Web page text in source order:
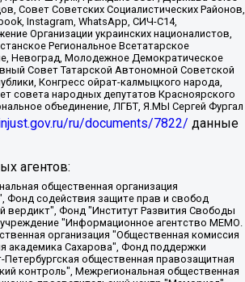
Совет Советских Социалистических Районов,
Instagram, WhatsApp, СИЧ-С14,
Организации украинских националистов,
Региональное Всетатарское
Невоград, Молодежное Демократическое
Совет Татарской Автономной Советской
Конгресс ойрат-калмыцкого народа,
совета народных депутатов Красноярского
объединение, ЛГБТ, Я.МЫ Сергей Фургал
ru/documents/7822/ данные
агентов:
администратором доменного имени интернет-издания "The Insider SIA", https://theins.ru, Постернак Алексей Евгеньевич, Рубин Михаил Аркадьевич, Анин Роман Александрович, Юридическое лицо Istories fonds, зарегистрированное в Латвийской Республике (регистрационный номер 50008295751, дата регистрации 24.02.2020), Великовский Дмитрий Александрович, Долинина Ирина Николаевна, Мароховская Алеся Алексеевна, Шлейнов Роман Юрьевич, Шмагун Олеся Валентиновна, Общество с ограниченной ответственностью "Альтаир 2021", Общество с ограниченной ответственностью "Вега 2021", Общество с ограниченной ответственностью "Главный редактор 2021", Общество с ограниченной ответственностью "Ромашки монолит", Важенков Артем Валерьевич, Ивановская областная общественная организация "Центр гендерных исследований", Гурман Юрий Альбертович, Медиапроект "ОВД-Инфо", Егоров Владимир Владимирович, Жилинский Владимир Александрович, Общество с ограниченной ответственностью "ЗП", Иванова София Юрьевна, Карезина Инна Павловна, Кильтау Екатерина Викторовна, Петров Алексей Викторович, Пискунов Сергей Евгеньевич, Смирнов Сергей Сергеевич, Тихонов Михаил Сергеевич, Общество с ограниченной ответственностью "ЖУРНАЛИСТ-ИНОСТРАННЫЙ АГЕНТ", Арапова Галина Юрьевна, Вольтская Татьяна Анатольевна, Американская компания "Mason G.E.S. Anonymous Foundation" (США), являющаяся владельцем интернет-издания https://mnews.world/, Компания "Stichting Bellingcat", зарегистрированная в Нидерландах (дата регистрации 11.07.2018), Захаров Андрей Вячеславович, Клепиковская Екатерина Дмитриевна, Общество с ограниченной ответственностью "МЕМО", Перл Роман Александрович, Симонов Евгений Алексеевич, Соловьева Елена Анатольевна, Сотников Даниил Владимирович, Сурначева Елизавета Дмитриевна, Автономная некоммерческая организация по защите прав человека и информированию населения "Якутия – Наше Мнение", Общество с ограниченной ответственностью "Москоу диджитал медиа", с 26.01.2023 Общество с ограниченной ответственностью "Чайка Белые сады", Ветошкина Валерия Валерьевна, Заговора Максим Александрович, Межрегиональное общественное движение "Российская ЛГБТ - сеть", Оленичев Максим Владимирович, Павлов Иван Юрьевич, Скворцова Елена Сергеевна, Общество с ограниченной ответственностью "Как бы инагент", Кочетков Игорь Викторович, Общество с ограниченной ответственностью "Честные выборы", Еланчик Олег Александрович, Общество с ограниченной ответственностью "Нобелевский призыв", Гималова Регина Эмилевна, Григорьев Андрей Валерьевич, Григорьева Алина Александровна, Ассоциация по содействию защите прав призывников, альтернативнослужащих и военнослужащих "Правозащитная группа "Гражданин.Армия.Право", Хисамова Регина Фаритовна, Автономная некоммерческая организация по реализации социально-правовых программ "Лилит", Дальневосточное общественное движение "Маяк", Санкт-Петербургская ЛГБТ-инициативная группа "Выход", Инициативная группа ЛГБТ+ "Реверс", Алексеев Андрей Викторович, Бекбулатова Таисия Львовна, Беляев Иван Михайлович, Владыкина Елена Сергеевна, Гельман Марат Александрович, Никульшина Вероника Юрьевна, Толоконникова Надежда Андреевна, Шендерович Виктор Анатольевич, Общество с ограниченной ответственностью "Данное сообщение", Общество с ограниченной ответственностью Издательский дом "Новая глава", Айнбиндер Александра Александровна, Московский комьюнити-центр для ЛГБТ+инициатив, Благотворительный фонд развития филантропии, Deutsche Welle (Германия, Kurt-Schumacher-Strasse 3, 53113 Bonn), Борзунова Мария Михайловна, Воробьев Виктор Викторович, Голубева Анна Львовна, Константинова Алла Михайловна, Малкова Ирина Владимировна, Мурадов Мурад Абдулгалимович, Осетинская Елизавета Николаевна, Понасенков Евгений Николаевич, Ганапольский Матвей Юрьевич, Киселев Евгений Алексеевич, Борухович Ирина Григорьевна, Дремин Иван Тимофеевич, Дубровский Дмитрий Викторович, Красноярская региональная общественная организация поддержки и развития альтернативных образовательных технологий и межкультурных коммуникаций "ИНТЕРРА", Маяковская Екатерина Алексеевна, Фейгин Марк Захарович, Филимонов Андрей Викторович, Дзугкоева Регина Николаевна, Доброхотов Роман Александрович, Дудь Юрий Александрович, Елкин Сергей Владимирович, Кругликов Кирилл Игоревич, Сабунаева Мария Леонидовна, Семенов Алексей Владимирович, Шаинян Карен Багратович, Шульман Екатерина Михайловна, Асафьев Артур Валерьевич, Вахштайн Виктор Семенович, Венедиктов Алексей Алексеевич, Лушникова Екатерина Евгеньевна, Волков Леонид Михайлович, Невзоров Александр Глебович, Пархоменко Сергей Борисович, Сироткин Ярослав Николаевич, Кара-Мурза Владимир Владимирович, Баранова Наталья Владимировна, Гозман Леонид Яковлевич, Кагарлицкий Борис Юльевич, Климарев Михаил Валерьевич, Милов Владимир Станиславович, Автономная некоммерческая организация Краснодарский центр современного искусства "Типография", Моргенштерн Алишер Тагирович, Соболь Любовь Эдуардовна, Общество с ограниченной ответственностью "ЛИЗА НОРМ", Каспаров Гарри Кимович, Ходорковский Михаил Борисович, Общество с ограниченной ответственностью "Апрельские тезисы", Данилович Ирина Брониславовна, Кашин Олег Владимирович, Петров Николай Владимирович, Пивоваров Алексей Владимирович, Соколов Михаил Владимирович, Цветкова Юлия Владимировна, Чичваркин Евгений Александрович, Комитет против пыток/Команда против пыток, Общество с ограниченной ответственностью "Первый научный", Общество с ограниченной ответственностью "Вертолет и ко", Белоцерковская Вероника Борисовна, Кац Максим Евгеньевич, Лазарева Татьяна Юрьевна, Шаведдинов Руслан Табризович, Яшин Илья Валерьевич, Общество с ограниченной ответственностью "Иноагент ААВ", Алешковский Дмитрий Петрович, Альбац Евгения Марковна, Быков Дмитрий Львович, Галямина Юлия Евгеньевна, Лойко Сергей Леонидович, Мартынов Кирилл Константинович, Медведев Сергей Александрович, Крашенинников Федор Геннадиевич, Гордеева Катерина Вл